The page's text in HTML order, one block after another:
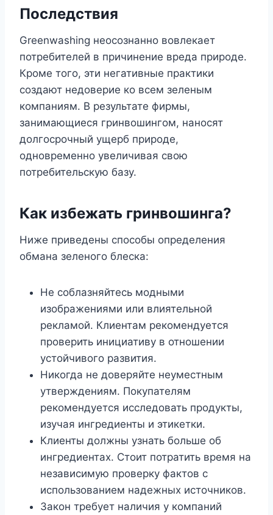
Последствия
Greenwashing неосознанно вовлекает
потребителей в причинение вреда природе.
Кроме того, эти негативные практики
создают недоверие ко всем зеленым
компаниям. В результате фирмы,
занимающиеся гринвошингом, наносят
долгосрочный ущерб природе,
одновременно увеличивая свою
потребительскую базу.
Как избежать гринвошинга?
Ниже приведены способы определения
обмана зеленого блеска:
Не соблазняйтесь модными
изображениями или влиятельной
рекламой. Клиентам рекомендуется
проверить инициативу в отношении
устойчивого развития.
Никогда не доверяйте неуместным
утверждениям. Покупателям
рекомендуется исследовать продукты,
изучая ингредиенты и этикетки.
Клиенты должны узнать больше об
ингредиентах. Стоит потратить время на
независимую проверку фактов с
использованием надежных источников.
Закон требует наличия у компаний